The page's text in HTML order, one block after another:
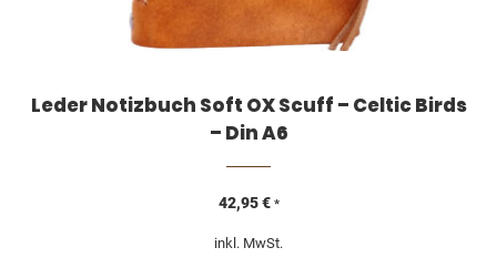
Leder Notizbuch Soft OX Scuff – Celtic Birds
– Din A6
42,95€ *
inkl. MwSt.